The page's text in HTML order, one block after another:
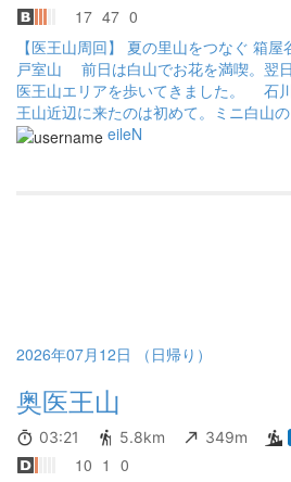
17 47 0
【医王山周回】 夏の里山をつなぐ 箱
戸室山 前日は白山でお花を満喫。翌日は趣を変え、金沢近郊の
医王山エリアを歩いてきました。 石
王山近辺に来たのは初めて。ミニ白山
いましたが、実際にはちょっと違ってい
たりでした。
eileN
2026年07月12日 （日帰り）
奥医王山
03:21 5.8km 349m
10 1 0